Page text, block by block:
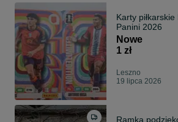
Karty
Panini 2026
Nowe
1 zł
Leszno
19 lipca 2026
Ramka